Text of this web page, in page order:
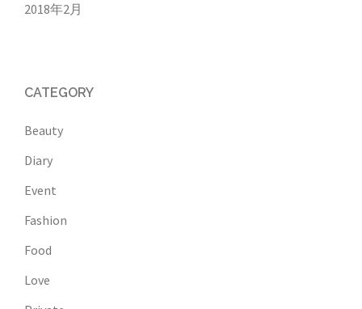
2018年2月
CATEGORY
Beauty
Diary
Event
Fashion
Food
Love